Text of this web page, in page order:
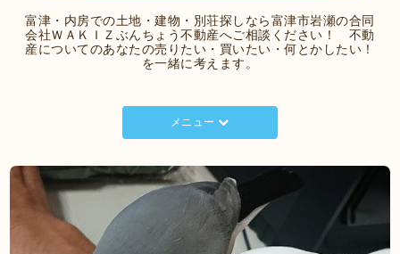
富津・内房での土地・建物・別荘探しなら富津市岩瀬の合同
会社ＷＡＫＩＺぶんちょう不動産へご相談ください！ 不動
産についてのあなたの売りたい・買いたい・何とかしたい！
を一緒に考えます。
メニュー